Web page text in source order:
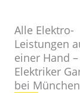
Alle Elektro-
Leistungen
einer Hand –
Elektriker
bei München